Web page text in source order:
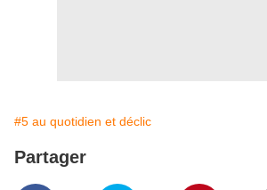
#5 au quotidien et déclic
Partager